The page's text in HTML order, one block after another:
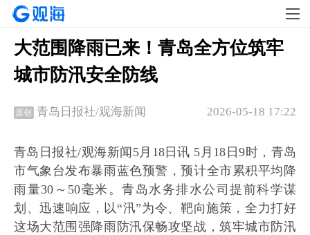
大范围降雨已来！青岛全方位筑牢
城市防汛安全防线
原创 2026-05-18 17:22
青岛日报社/观海新闻
青岛日报社/观海新闻5月18日讯 5月18日9时，青岛
市气象台发布暴雨蓝色预警，预计全市累积平均降
雨量30～50毫米。青岛水务排水公司提前科学谋
划、迅速响应，以“汛”为令、靶向施策，全力打好
这场大范围强降雨防汛保畅攻坚战，筑牢城市防汛